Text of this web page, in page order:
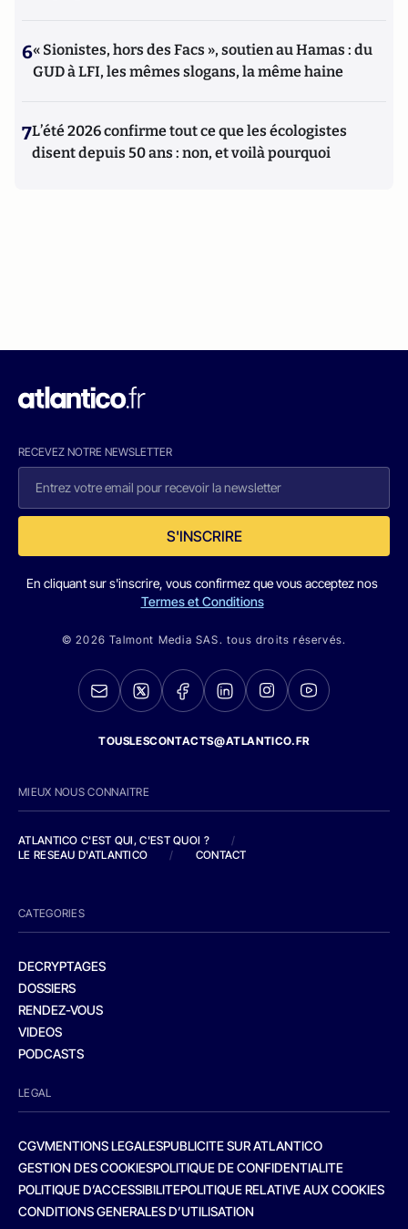
6« Sionistes, hors des Facs », soutien au Hamas : du
GUD à LFI, les mêmes slogans, la même haine
7L’été 2026 confirme tout ce que les écologistes
disent depuis 50 ans : non, et voilà pourquoi
RECEVEZ NOTRE NEWSLETTER
S'INSCRIRE
En cliquant sur s'inscrire, vous confirmez que vous acceptez nos
Termes et Conditions
© 2026 Talmont Media SAS. tous droits réservés.
TOUSLESCONTACTS@ATLANTICO.FR
MIEUX NOUS CONNAITRE
ATLANTICO C'EST QUI, C'EST QUOI ?
/
LE RESEAU D'ATLANTICO
/ CONTACT
CATEGORIES
DECRYPTAGES
DOSSIERS
RENDEZ-VOUS
VIDEOS
PODCASTS
LEGAL
CGVMENTIONS LEGALESPUBLICITE SUR ATLANTICO
GESTION DES COOKIESPOLITIQUE DE CONFIDENTIALITE
POLITIQUE D’ACCESSIBILITEPOLITIQUE RELATIVE AUX COOKIES
CONDITIONS GENERALES D’UTILISATION